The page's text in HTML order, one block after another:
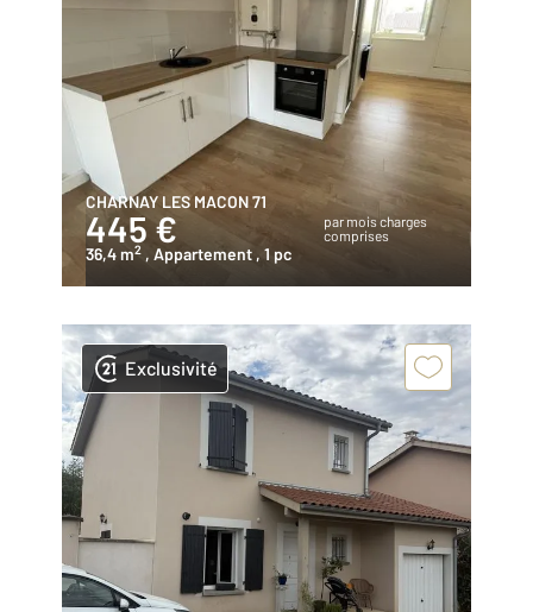
CHARNAY LES MACON 71
445 €
par mois charges
comprises
36,4 m2 , Appartement , 1 pc
Exclusivité